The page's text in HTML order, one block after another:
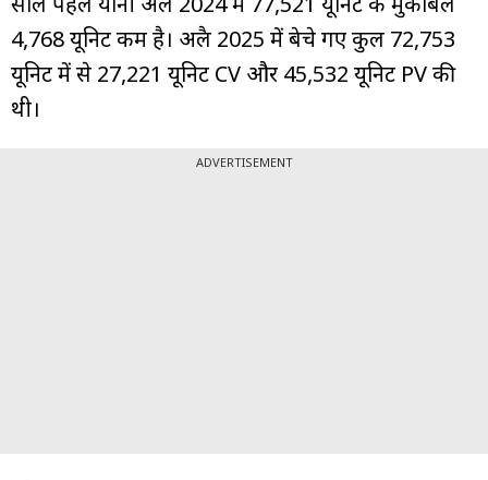
4,768 यूनिट कम है। अप्रैल 2025 में बेचे गए कुल 72,753
यूनिट में से 27,221 यूनिट CV और 45,532 यूनिट PV की
थी।
ADVERTISEMENT